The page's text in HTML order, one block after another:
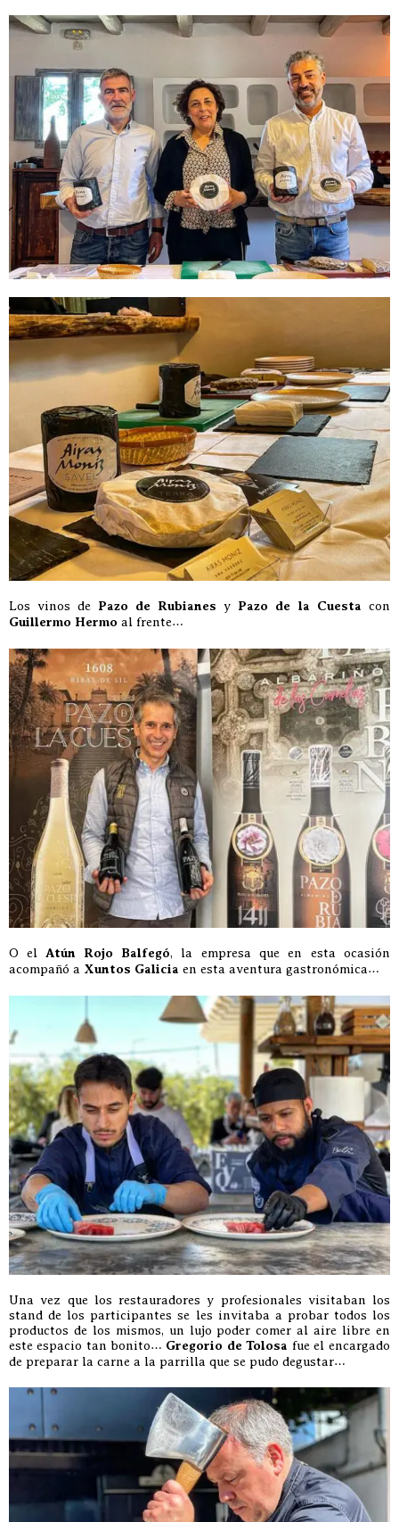
Los vinos de Pazo de Rubianes y Pazo de la Cuesta con
Guillermo Hermo al frente…
O el Atún Rojo Balfegó, la empresa que en esta ocasión
acompañó a Xuntos Galicia en esta aventura gastronómica…
Una vez que los restauradores y profesionales visitaban los
stand de los participantes se les invitaba a probar todos los
productos de los mismos, un lujo poder comer al aire libre en
este espacio tan bonito… Gregorio de Tolosa fue el encargado
de preparar la carne a la parrilla que se pudo degustar…